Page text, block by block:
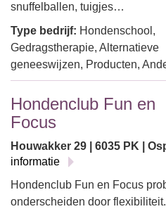
snuffelballen, tuigjes…
Type bedrijf: Hondenschool,
Gedragstherapie, Alternatieve
geneeswijzen, Producten,
Hondenclub Fun en
Focus
Houwakker 29 | 6035 PK |
informatie
Hondenclub Fun en Focus
onderscheiden door